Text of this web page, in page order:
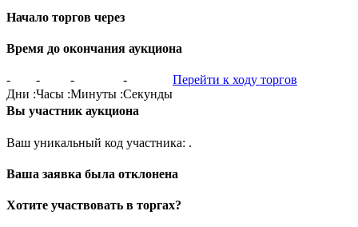
Начало торгов через
Время до окончания аукциона
-
Дни :
-
Часы :
-
Минуты :
-
Секунды
Перейти к ходу торгов
Вы участник аукциона
Ваш уникальный код участника: .
Ваша заявка была отклонена
Хотите участвовать в торгах?